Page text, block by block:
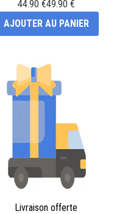
44.90 €49.90 €
AJOUTER AU PANIER
Livraison offerte